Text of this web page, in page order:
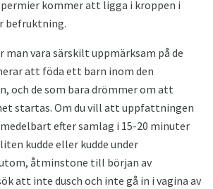
kommer att ligga i kroppen i
befruktning.
man vara särskilt uppmärksam på de
att föda ett barn inom den
och de som bara drömmer om att
startas. Om du vill att uppfattningen
efter samlag i 15-20 minuter
kudde eller kudde under
åtminstone till början av
att inte dusch och inte gå in i vagina av